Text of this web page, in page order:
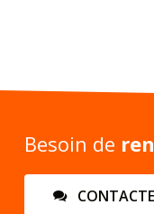
Besoin de
CONTACTE